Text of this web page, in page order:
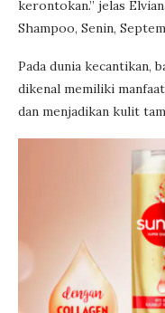
kerontokan.” jelas
Shampoo, Senin,
Pada dunia kecantikan,
dikenal memiliki
dan menjadikan kulit